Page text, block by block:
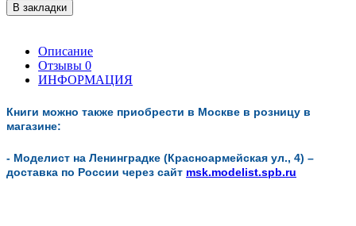
В закладки
Описание
Отзывы 0
ИНФОРМАЦИЯ
Книги можно также приобрести в Москве в розницу в
магазине:
- Моделист на Ленинградке (Красноармейская ул., 4) –
доставка по России через сайт msk.modelist.spb.ru